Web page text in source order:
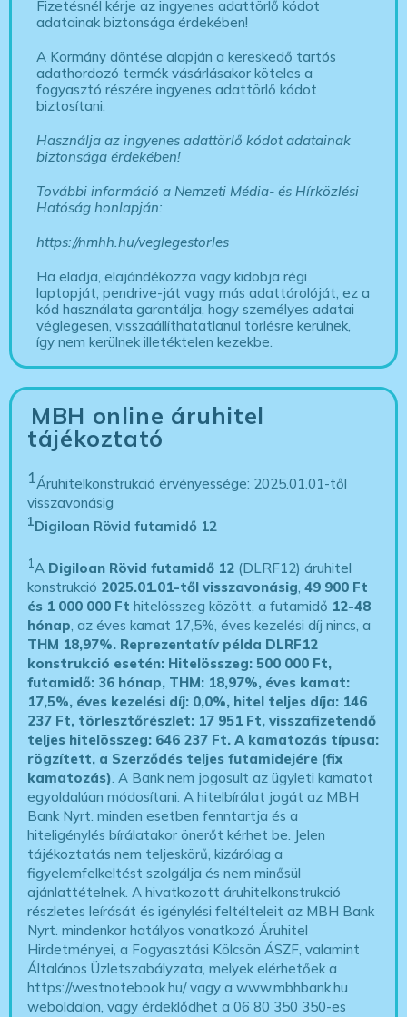
Fizetésnél kérje az ingyenes adattörlő kódot
adatainak biztonsága érdekében!
A Kormány döntése alapján a kereskedő tartós
adathordozó termék vásárlásakor köteles a
fogyasztó részére ingyenes adattörlő kódot
biztosítani.
Használja az ingyenes adattörlő kódot adatainak
biztonsága érdekében!
További információ a Nemzeti Média- és Hírközlési
Hatóság honlapján:
https://nmhh.hu/veglegestorles
Ha eladja, elajándékozza vagy kidobja régi
laptopját, pendrive-ját vagy más adattárolóját, ez a
kód használata garantálja, hogy személyes adatai
véglegesen, visszaállíthatatlanul törlésre kerülnek,
így nem kerülnek illetéktelen kezekbe.
MBH online áruhitel
tájékoztató
1Áruhitelkonstrukció érvényessége: 2025.01.01-től
visszavonásig
1Digiloan Rövid futamidő 12
1A Digiloan Rövid futamidő 12 (DLRF12) áruhitel
konstrukció 2025.01.01-től visszavonásig,49 900 Ft
és 1 000 000 Ft hitelösszeg között, a futamidő 12-48
hónap, az éves kamat 17,5%, éves kezelési díj nincs, a
THM 18,97%. Reprezentatív példa DLRF12
konstrukció esetén: Hitelösszeg: 500 000 Ft,
futamidő: 36 hónap, THM: 18,97%, éves kamat:
17,5%, éves kezelési díj: 0,0%, hitel teljes díja: 146
237 Ft, törlesztőrészlet: 17 951 Ft, visszafizetendő
teljes hitelösszeg: 646 237 Ft.A kamatozás típusa:
rögzített, a Szerződés teljes futamidejére (fix
kamatozás). A Bank nem jogosult az ügyleti kamatot
egyoldalúan módosítani. A hitelbírálat jogát az MBH
Bank Nyrt. minden esetben fenntartja és a
hiteligénylés bírálatakor önerőt kérhet be. Jelen
tájékoztatás nem teljeskörű, kizárólag a
figyelemfelkeltést szolgálja és nem minősül
ajánlattételnek. A hivatkozott áruhitelkonstrukció
részletes leírását és igénylési feltélteleit az MBH Bank
Nyrt. mindenkor hatályos vonatkozó Áruhitel
Hirdetményei, a Fogyasztási Kölcsön ÁSZF, valamint
Általános Üzletszabályzata, melyek elérhetőek a
https://westnotebook.hu/vagy a www.mbhbank.hu
weboldalon, vagy érdeklődhet a 06 80 350 350-es